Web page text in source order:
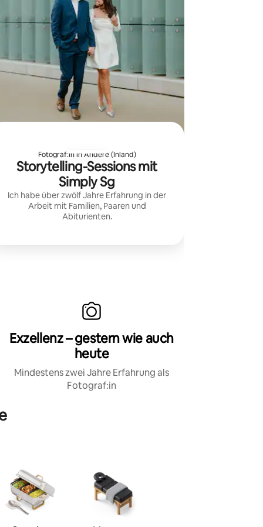
Fotograf:in in Andere (Inland)
Storytelling-Sessions mit
Simply Sg
Ich habe über zwölf Jahre Erfahrung in der
Arbeit mit Familien, Paaren und
Abiturienten.
Exzellenz – gestern wie auch
heute
Mindestens zwei Jahre Erfahrung als
Fotograf:in